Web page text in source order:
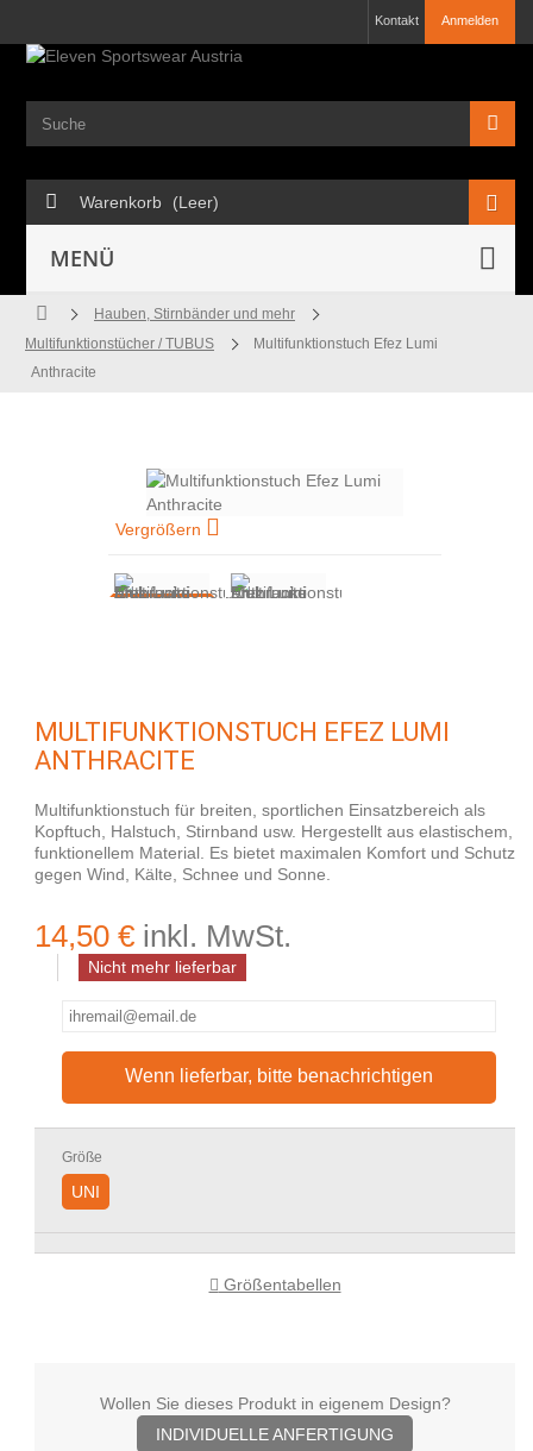
Anmelden
Kontakt
Warenkorb (Leer)
MENÜ
Hauben, Stirnbänder und mehr
Multifunktionstücher / TUBUS
Multifunktionstuch Efez Lumi
Anthracite
Vergrößern
MULTIFUNKTIONSTUCH EFEZ LUMI
ANTHRACITE
Multifunktionstuch für breiten, sportlichen Einsatzbereich als
Kopftuch, Halstuch, Stirnband usw. Hergestellt aus elastischem,
funktionellem Material. Es bietet maximalen Komfort und Schutz
gegen Wind, Kälte, Schnee und Sonne.
14,50 € inkl. MwSt.
Nicht mehr lieferbar
Wenn lieferbar, bitte benachrichtigen
Größe
UNI
Größentabellen
Wollen Sie dieses Produkt in eigenem Design?
INDIVIDUELLE ANFERTIGUNG